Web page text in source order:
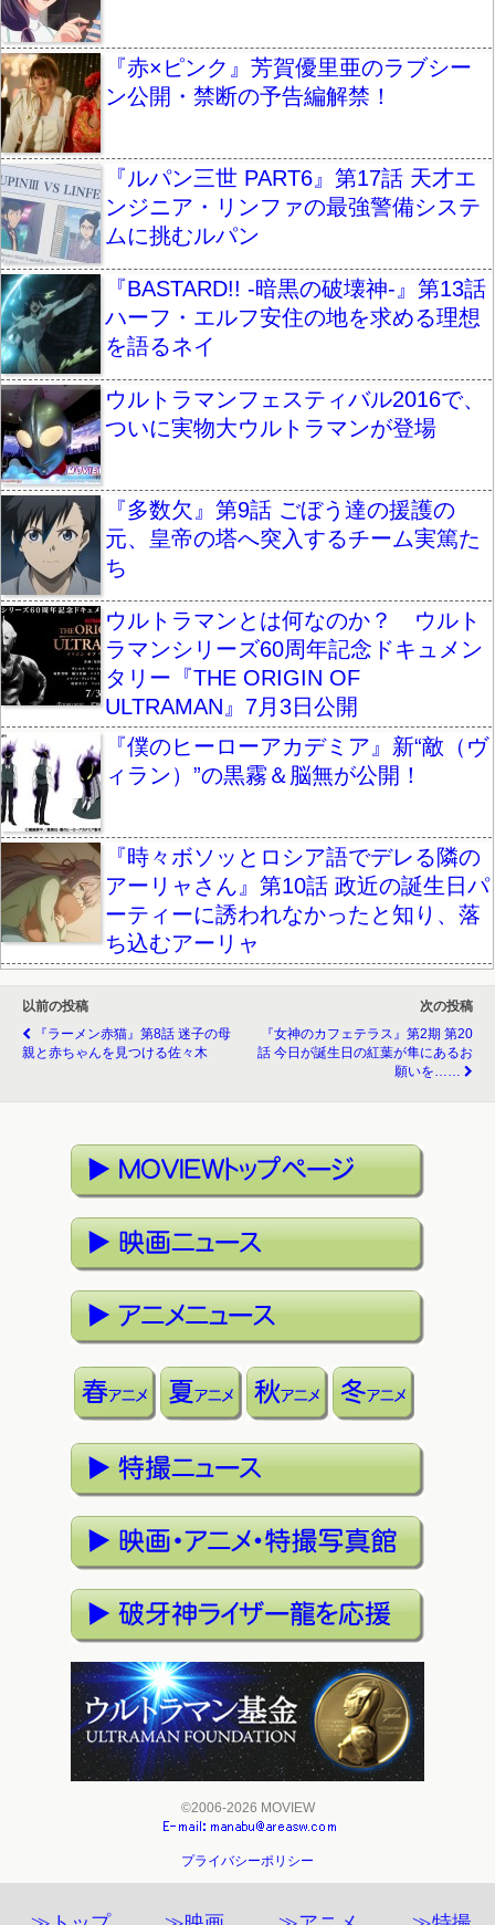
『赤×ピンク』芳賀優里亜のラブシー
ン公開・禁断の予告編解禁！
『ルパン三世 PART6』第17話 天才エ
ンジニア・リンファの最強警備システ
ムに挑むルパン
『BASTARD!! -暗黒の破壊神-』第13話
ハーフ・エルフ安住の地を求める理想
を語るネイ
ウルトラマンフェスティバル2016で、
ついに実物大ウルトラマンが登場
『多数欠』第9話 ごぼう達の援護の
元、皇帝の塔へ突入するチーム実篤た
ち
ウルトラマンとは何なのか？ ウルト
ラマンシリーズ60周年記念ドキュメン
タリー『THE ORIGIN OF
ULTRAMAN』7月3日公開
『僕のヒーローアカデミア』新“敵（ヴ
ィラン）”の黒霧＆脳無が公開！
『時々ボソッとロシア語でデレる隣の
アーリャさん』第10話 政近の誕生日パ
ーティーに誘われなかったと知り、落
ち込むアーリャ
以前の投稿
『ラーメン赤猫』第8話 迷子の母
親と赤ちゃんを見つける佐々木
次の投稿
『女神のカフェテラス』第2期 第20
話 今日が誕生日の紅葉が隼にあるお
願いを……
©2006-2026 MOVIEW
プライバシーポリシー